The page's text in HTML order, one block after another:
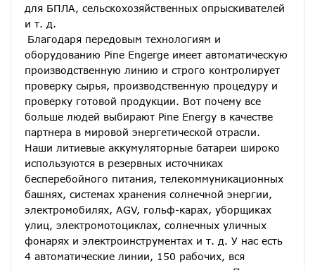
для БПЛА, сельскохозяйственных опрыскивателей
и т. д.
Благодаря передовым технологиям и
оборудованию Pine Engerge имеет автоматическую
производственную линию и строго контролирует
проверку сырья, производственную процедуру и
проверку готовой продукции. Вот почему все
больше людей выбирают Pine Energy в качестве
партнера в мировой энергетической отрасли.
Наши литиевые аккумуляторные батареи широко
используются в резервных источниках
бесперебойного питания, телекоммуникационных
башнях, системах хранения солнечной энергии,
электромобилях, AGV, гольф-карах, уборщиках
улиц, электромотоциклах, солнечных уличных
фонарях и электроинструментах и ​​т. д. У нас есть
4 автоматические линии, 150 рабочих, вся